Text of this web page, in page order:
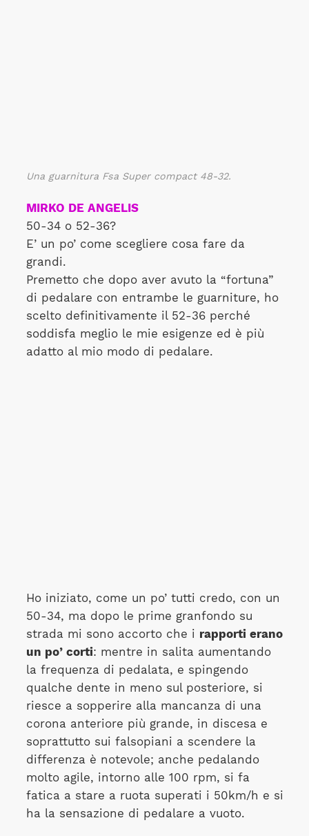
Una guarnitura Fsa Super compact 48-32.
MIRKO DE ANGELIS
50-34 o 52-36?
E’ un po’ come scegliere cosa fare da
grandi.
Premetto che dopo aver avuto la “fortuna”
di pedalare con entrambe le guarniture, ho
scelto definitivamente il 52-36 perché
soddisfa meglio le mie esigenze ed è più
adatto al mio modo di pedalare.
Ho iniziato, come un po’ tutti credo, con un
50-34, ma dopo le prime granfondo su
strada mi sono accorto che i rapporti erano
un po’ corti: mentre in salita aumentando
la frequenza di pedalata, e spingendo
qualche dente in meno sul posteriore, si
riesce a sopperire alla mancanza di una
corona anteriore più grande, in discesa e
soprattutto sui falsopiani a scendere la
differenza è notevole; anche pedalando
molto agile, intorno alle 100 rpm, si fa
fatica a stare a ruota superati i 50km/h e si
ha la sensazione di pedalare a vuoto.